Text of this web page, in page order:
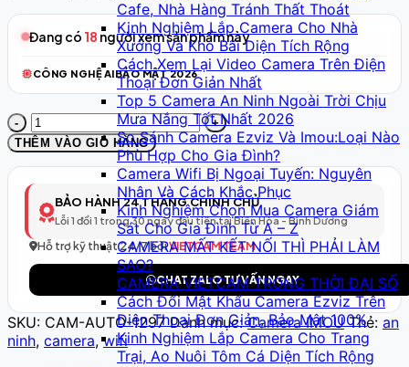
Cafe, Nhà Hàng Tránh Thất Thoát
Kinh Nghiệm Lắp Camera Cho Nhà
Xưởng Và Kho Bãi Diện Tích Rộng
Cách Xem Lại Video Camera Trên Điện
Thoại Đơn Giản Nhất
Top 5 Camera An Ninh Ngoài Trời Chịu
Mưa Nắng Tốt Nhất 2026
So Sánh Camera Ezviz Và Imou:Loại Nào
Phù Hợp Cho Gia Đình?
Camera Wifi Bị Ngoại Tuyến: Nguyên
Nhân Và Cách Khắc Phục
Kinh Nghiệm Chọn Mua Camera Giám
Sát Cho Gia Đình Từ A – Z
CAMERA MẤT KẾT NỐI THÌ PHẢI LÀM
SAO?
CAMERA VIETCAM TRONG THỜI ĐẠI SỐ
Cách Đổi Mật Khẩu Camera Ezviz Trên
Điện Thoại Đơn Giản, Bảo Mật 100%
Kinh Nghiệm Lắp Camera Cho Trang
Trại, Ao Nuôi Tôm Cá Diện Tích Rộng
5.301.062 ₫.
là:
4.732.553 ₫.
Đang có 18 người xem sản phẩm này
CÔNG NGHỆ AIBẢO MẬT 2026
Camera
WiFi
Thông
Model
298
–
Full
HD
số
THÊM VÀO GIỎ HÀNG
BẢO HÀNH 24 THÁNG CHÍNH CHỦ
Lỗi 1 đổi 1 trong 30 ngày đầu tiên tại Biên Hòa - Bình Dương
Hỗ trợ kỹ thuật 24/7 bởiVIETCAM TEAM
CHAT ZALO TƯ VẤN NGAY
SKU: CAM-AUTO-1297 Danh mục:Camera IMOU Thẻ: an
ninh, camera,wifi